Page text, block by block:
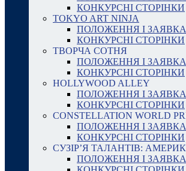
КОНКУРСНІ СТОРІНКИ
TOKYO ART NINJA
ПОЛОЖЕННЯ І ЗАЯВКА
КОНКУРСНІ СТОРІНКИ
ТВОРЧА СОТНЯ
ПОЛОЖЕННЯ І ЗАЯВКА
КОНКУРСНІ СТОРІНКИ
HOLLYWOOD ALLEY
ПОЛОЖЕННЯ І ЗАЯВКА
КОНКУРСНІ СТОРІНКИ
CONSTELLATION WORLD
ПОЛОЖЕННЯ І ЗАЯВКА
КОНКУРСНІ СТОРІНКИ
СУЗІР’Я ТАЛАНТІВ:
ПОЛОЖЕННЯ І ЗАЯВКА